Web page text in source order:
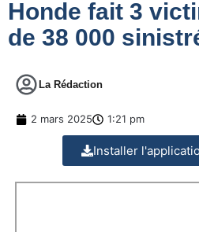
Honde fait 3
de 38 000
La Rédaction
2 mars 2025 1:21 pm
Installer